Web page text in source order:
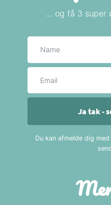
… og få 3 super
Ja tak -
Du kan afmelde dig